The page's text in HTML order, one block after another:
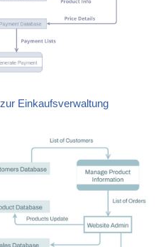
Einkaufsverwaltung